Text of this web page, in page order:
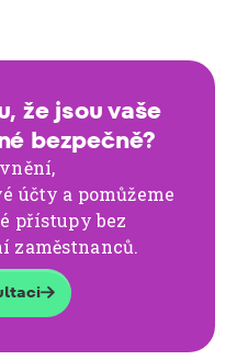
že jsou vaše
bezpečně?
účty a pomůžeme
přístupy bez
zaměstnanců.
